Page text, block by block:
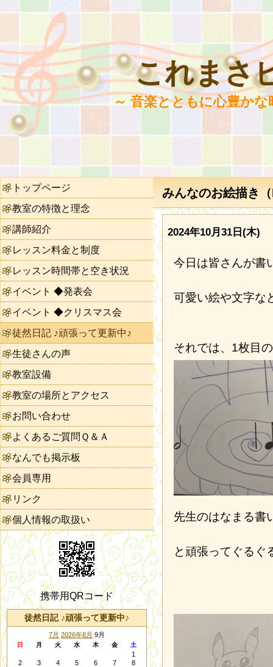
これまさ
～ 音楽とともに心豊か
みんなのお絵描き
2024年10月31日(木)
今日は皆さんが書
可愛い絵や文字な
それでは、1枚目
先生のはなまる書
と頑張ってぐるぐ
トップページ
教室の特徴と理念
講師紹介
レッスン料金と制度
レッスン時間帯と空き状況
イベント ◆発表会
イベント ◆クリスマス会
徒然日記 ♪頑張って更新中♪
生徒さんの声
教室設備
教室の場所とアクセス
お問い合わせ
よくあるご質問Ｑ＆Ａ
なんでも掲示板
会員専用
リンク
個人情報の取扱い
携帯用QRコード
徒然日記 ♪頑張って更新中♪
7月 2026年8月 9月
日 月 火 水 木 金 土
1
2
3 4 5 6 7
8